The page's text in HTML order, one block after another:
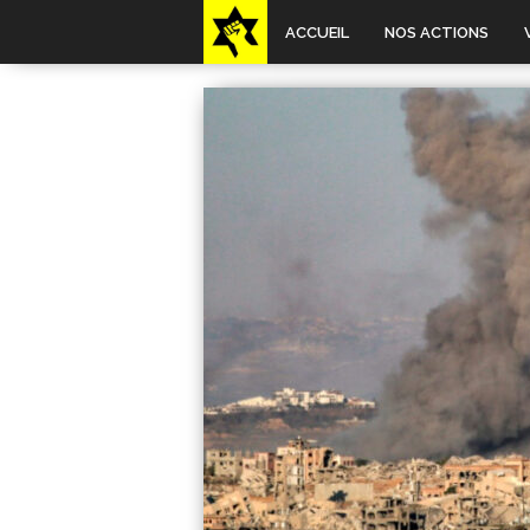
ACCUEIL NOS ACTIONS